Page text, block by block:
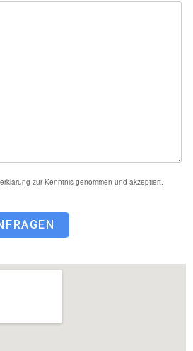
zur Kenntnis genommen und akzeptiert.